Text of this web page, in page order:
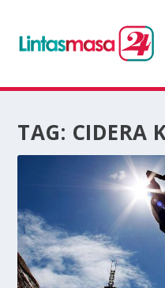
TAG: CIDERA